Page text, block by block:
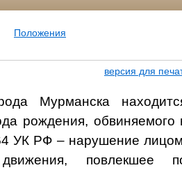
Положения
версия для
Мурманска
рождения, обвиняемого
УК РФ – нарушение
повлекшее